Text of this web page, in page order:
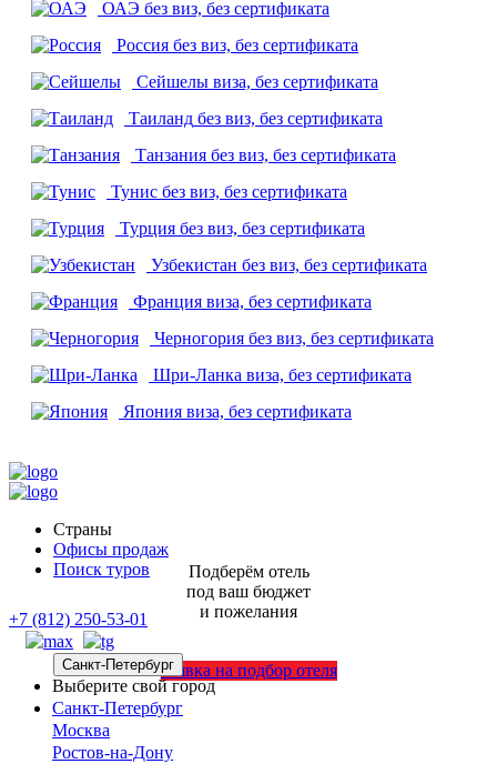
ОАЭ без виз, без сертификата
Россия без виз, без сертификата
Сейшелы виза, без сертификата
Таиланд без виз, без сертификата
Танзания без виз, без сертификата
Тунис без виз, без сертификата
Турция без виз, без сертификата
Узбекистан без виз, без сертификата
Франция виза, без сертификата
Черногория без виз, без сертификата
Шри-Ланка виза, без сертификата
Япония виза, без сертификата
Страны
Офисы продаж
Поиск туров
+7 (812) 250-53-01
Санкт-Петербург
Выберите свой город
Санкт-Петербург
Москва
Ростов-на-Дону
Подберём отель
под ваш бюджет
и пожелания
Заявка на подбор отеля